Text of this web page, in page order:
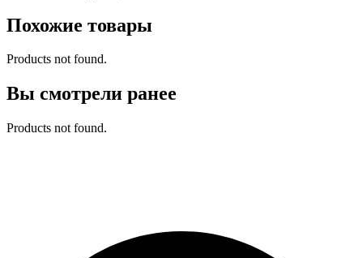
Похожие товары
Products not found.
Вы смотрели ранее
Products not found.